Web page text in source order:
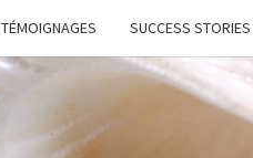
TÉMOIGNAGES SUCCESS STORIES